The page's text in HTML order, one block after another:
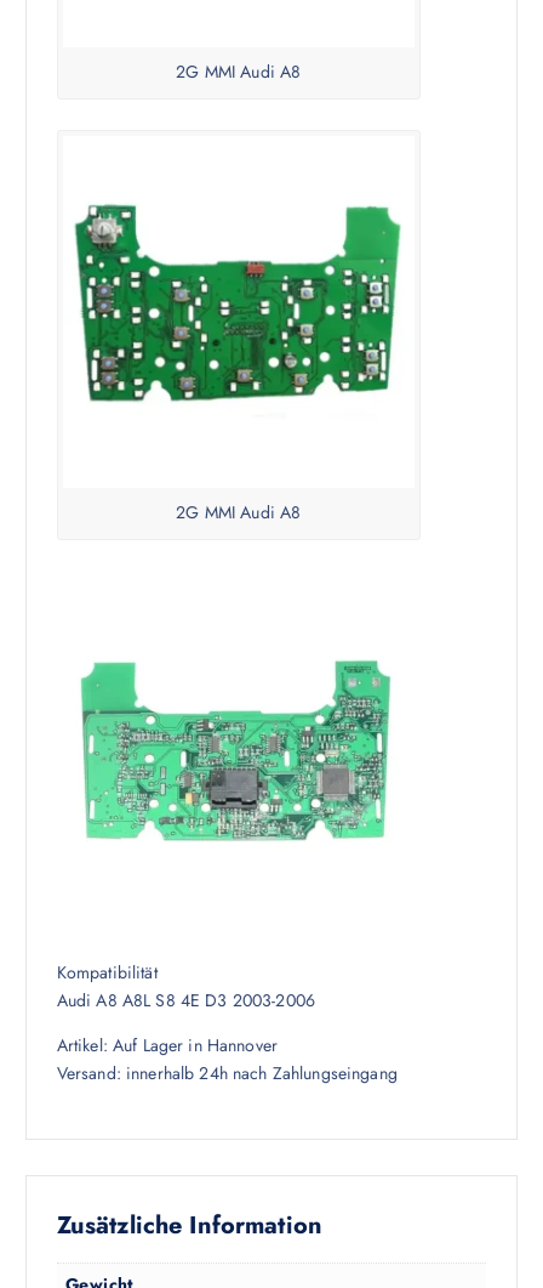
2G MMI Audi A8
2G MMI Audi A8
Kompatibilität
Audi A8 A8L S8 4E D3 2003-2006
Artikel: Auf Lager in Hannover
Versand: innerhalb 24h nach Zahlungseingang
Zusätzliche Information